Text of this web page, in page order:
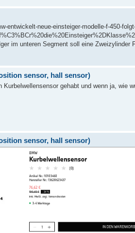
entwickelt-neue-einsteiger-modelle-f-450-
im unteren Segment soll eine Zweizylinder
sensor, hall sensor)
gehabt und wenn ja, wie
sensor, hall sensor)